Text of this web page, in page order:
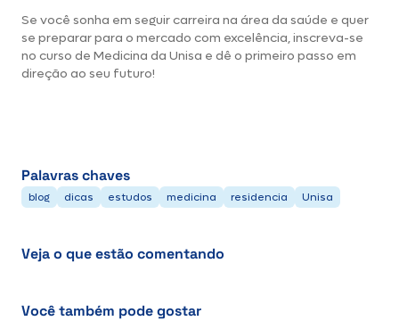
Se você sonha em seguir carreira na área da saúde e quer
se preparar para o mercado com excelência, inscreva-se
no curso de Medicina da Unisa e dê o primeiro passo em
direção ao seu futuro!
Palavras chaves
blog dicas estudos medicina residencia Unisa
Veja o que estão comentando
Você também pode gostar